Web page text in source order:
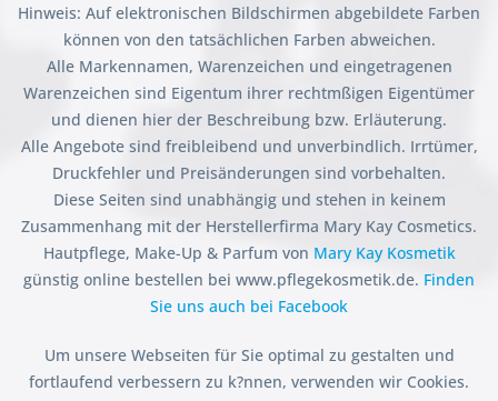
Hinweis: Auf elektronischen Bildschirmen abgebildete Farben
können von den tatsächlichen Farben abweichen.
Alle Markennamen, Warenzeichen und eingetragenen
Warenzeichen sind Eigentum ihrer rechtmßigen Eigentümer
und dienen hier der Beschreibung bzw. Erläuterung.
Alle Angebote sind freibleibend und unverbindlich. Irrtümer,
Druckfehler und Preisänderungen sind vorbehalten.
Diese Seiten sind unabhängig und stehen in keinem
Zusammenhang mit der Herstellerfirma Mary Kay Cosmetics.
Hautpflege, Make-Up & Parfum von Mary Kay Kosmetik
günstig online bestellen bei www.pflegekosmetik.de. Finden
Sie uns auch bei Facebook
Um unsere Webseiten für Sie optimal zu gestalten und
fortlaufend verbessern zu k?nnen, verwenden wir Cookies.